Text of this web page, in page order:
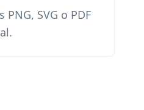
SVG o PDF